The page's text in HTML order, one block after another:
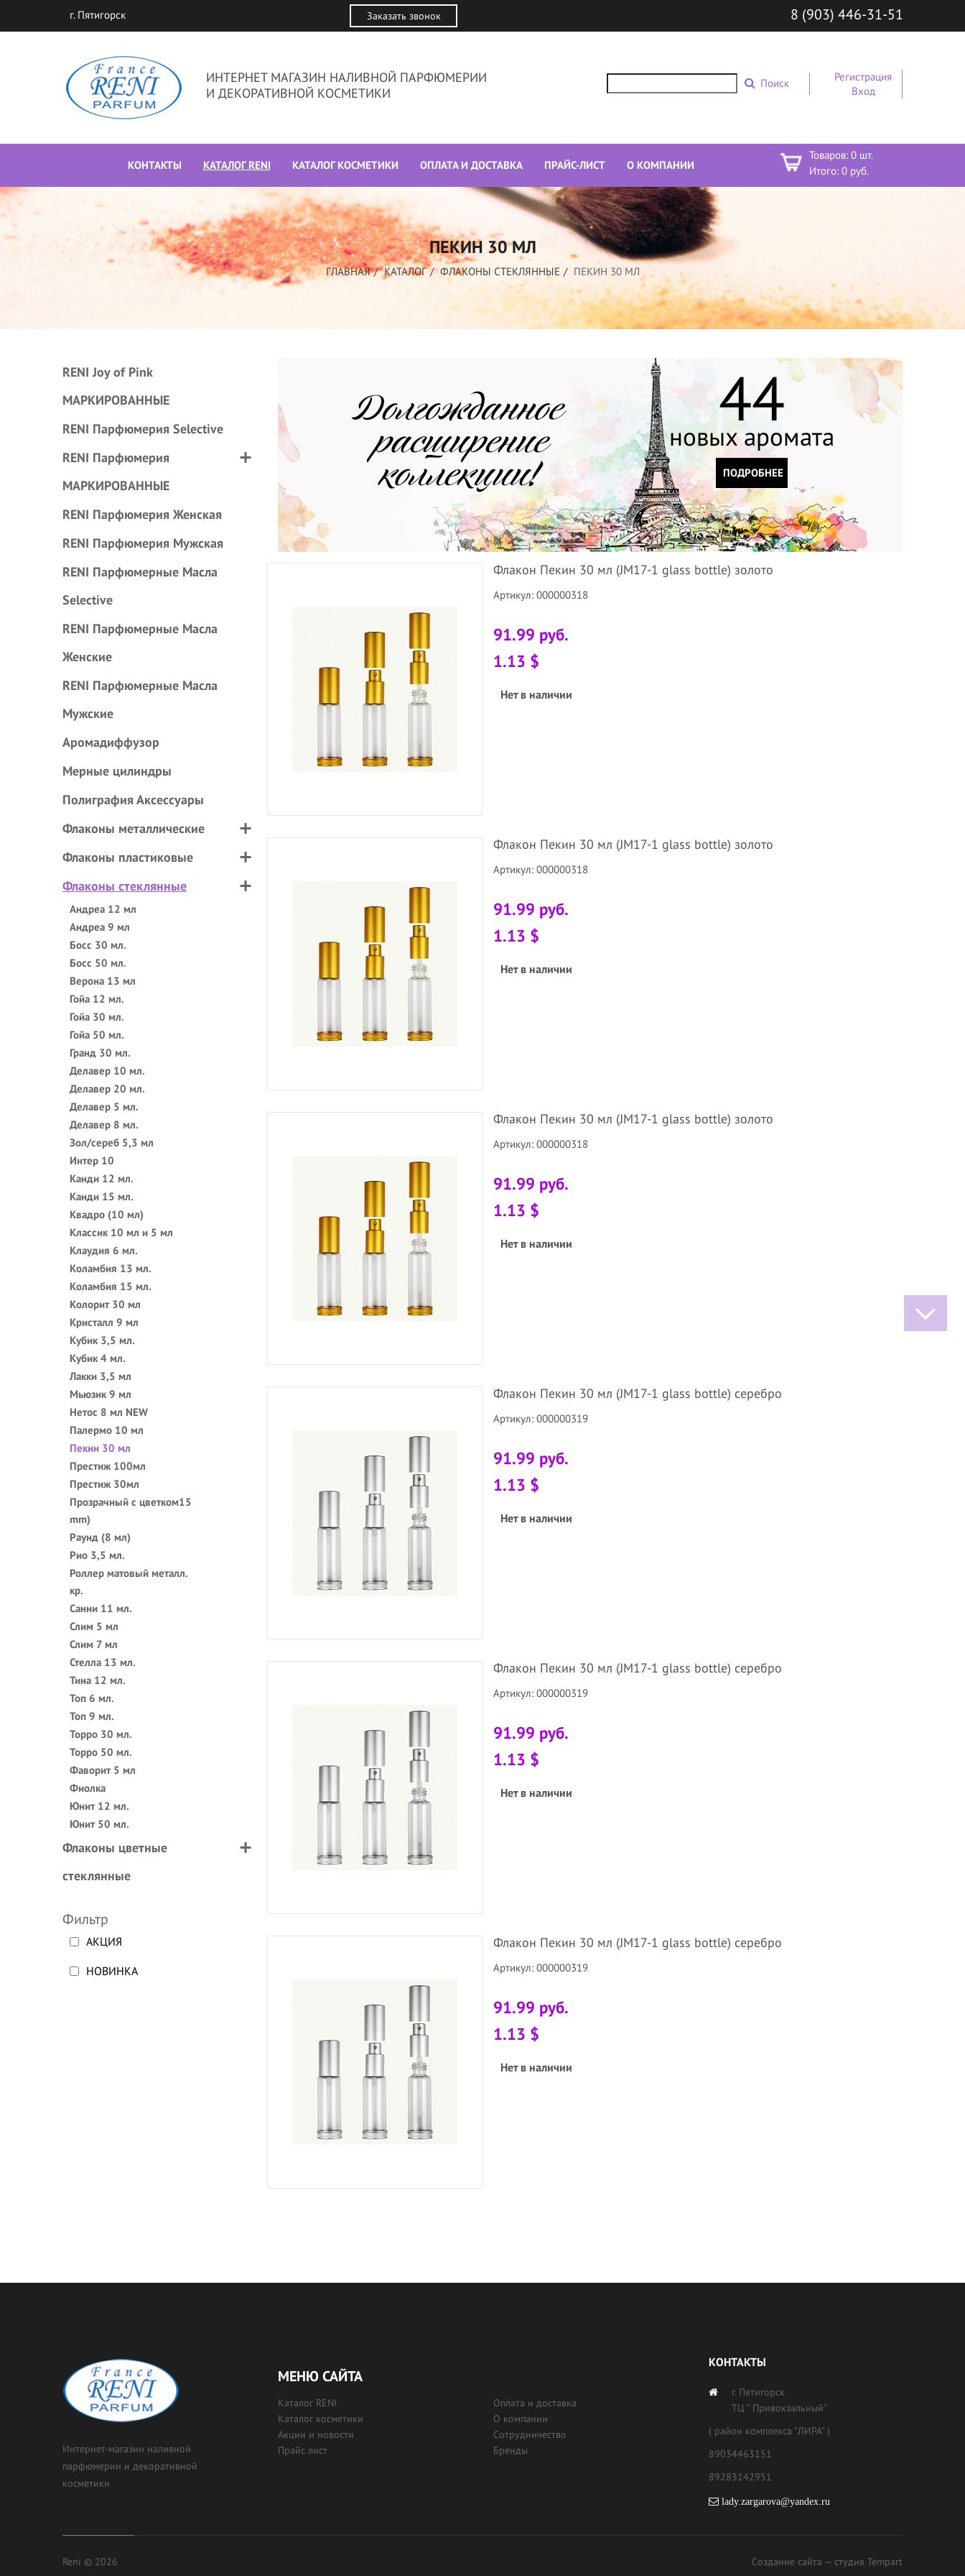
г. Пятигорск Заказать звонок 8 (903) 446-31-51
ИНТЕРНЕТ МАГАЗИН НАЛИВНОЙ ПАРФЮМЕРИИ
И ДЕКОРАТИВНОЙ КОСМЕТИКИ
Поиск
Регистрация
Вход
КОНТАКТЫ КАТАЛОГ RENI КАТАЛОГ КОСМЕТИКИ ОПЛАТА И ДОСТАВКА ПРАЙС-ЛИСТ О КОМПАНИИ
Товаров: 0 шт.
Итого: 0 руб.
ПЕКИН 30 МЛ
ГЛАВНАЯ КАТАЛОГ ФЛАКОНЫ СТЕКЛЯННЫЕ ПЕКИН 30 МЛ
RENI Joy of Pink
МАРКИРОВАННЫЕ
RENI Парфюмерия Selective
RENI Парфюмерия
МАРКИРОВАННЫЕ
RENI Парфюмерия Женская
RENI Парфюмерия Мужская
RENI Парфюмерные Масла
Selective
RENI Парфюмерные Масла
Женские
RENI Парфюмерные Масла
Мужские
Аромадиффузор
Мерные цилиндры
Полиграфия Аксессуары
Флаконы металлические
Флаконы пластиковые
Флаконы стеклянные
Андреа 12 мл
Андреа 9 мл
Босс 30 мл.
Босс 50 мл.
Верона 13 мл
Гойа 12 мл.
Гойа 30 мл.
Гойа 50 мл.
Гранд 30 мл.
Делавер 10 мл.
Делавер 20 мл.
Делавер 5 мл.
Делавер 8 мл.
Зол/сереб 5,3 мл
Интер 10
Канди 12 мл.
Канди 15 мл.
Квадро (10 мл)
Классик 10 мл и 5 мл
Клаудия 6 мл.
Коламбия 13 мл.
Коламбия 15 мл.
Колорит 30 мл
Кристалл 9 мл
Кубик 3,5 мл.
Кубик 4 мл.
Лакки 3,5 мл
Мьюзик 9 мл
Нетос 8 мл NEW
Палермо 10 мл
Пекин 30 мл
Престиж 100мл
Престиж 30мл
Прозрачный с цветком15
mm)
Раунд (8 мл)
Рио 3,5 мл.
Роллер матовый металл.
кр.
Санни 11 мл.
Слим 5 мл
Слим 7 мл
Стелла 13 мл.
Тина 12 мл.
Топ 6 мл.
Топ 9 мл.
Торро 30 мл.
Торро 50 мл.
Фаворит 5 мл
Фиолка
Юнит 12 мл.
Юнит 50 мл.
Флаконы цветные
стеклянные
Фильтр
АКЦИЯ
НОВИНКА
44
новых аромата
ПОДРОБНЕЕ
Флакон Пекин 30 мл (JM17-1 glass bottle) золото
Артикул: 000000318
91.99 руб.
1.13 $
Нет в наличии
Флакон Пекин 30 мл (JM17-1 glass bottle) золото
Артикул: 000000318
91.99 руб.
1.13 $
Нет в наличии
Флакон Пекин 30 мл (JM17-1 glass bottle) золото
Артикул: 000000318
91.99 руб.
1.13 $
Нет в наличии
Флакон Пекин 30 мл (JM17-1 glass bottle) серебро
Артикул: 000000319
91.99 руб.
1.13 $
Нет в наличии
Флакон Пекин 30 мл (JM17-1 glass bottle) серебро
Артикул: 000000319
91.99 руб.
1.13 $
Нет в наличии
Флакон Пекин 30 мл (JM17-1 glass bottle) серебро
Артикул: 000000319
91.99 руб.
1.13 $
Нет в наличии
Интернет-магазин наливной
парфюмерии и декоративной
косметики
МЕНЮ САЙТА
Каталог RENI
Каталог косметики
Акции и новости
Прайс лист
Оплата и доставка
О компании
Сотрудничество
Бренды
КОНТАКТЫ
г. Пятигорск
ТЦ " Привокзальный"
( район комплекса "ЛИРА" )
89034463151
89283142951
lady.zargarova@yandex.ru
Reni © 2026 Создание сайта — студия Tempart